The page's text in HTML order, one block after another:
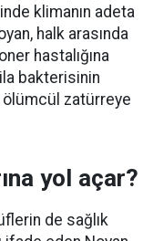
klimanın adeta
halk arasında
hastalığına
bakterisinin
ölümcül zatürreye
yol açar?
de sağlık